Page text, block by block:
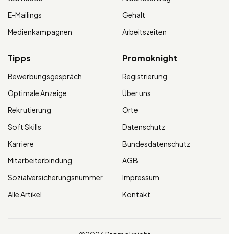
E-Mailings
Medienkampagnen
Gehalt
Arbeitszeiten
Tipps
Bewerbungsgespräch
Optimale Anzeige
Rekrutierung
Soft Skills
Karriere
Mitarbeiterbindung
Sozialversicherungsnummer
Alle Artikel
Promoknight
Registrierung
Über uns
Orte
Datenschutz
Bundesdatenschutz
AGB
Impressum
Kontakt